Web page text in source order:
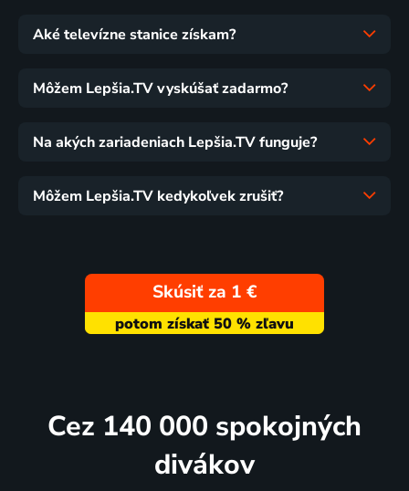
Aké televízne stanice získam?
Môžem Lepšia.TV vyskúšať zadarmo?
Na akých zariadeniach Lepšia.TV funguje?
Môžem Lepšia.TV kedykoľvek zrušiť?
Skúsiť za 1 €
Cez 140 000 spokojných
divákov